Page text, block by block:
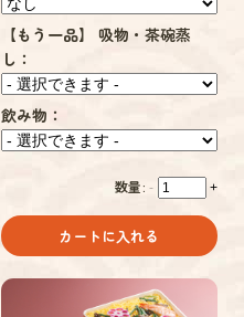
【もう一品】 吸物・茶碗蒸
し：
飲み物：
数量: - +
カートに入れる